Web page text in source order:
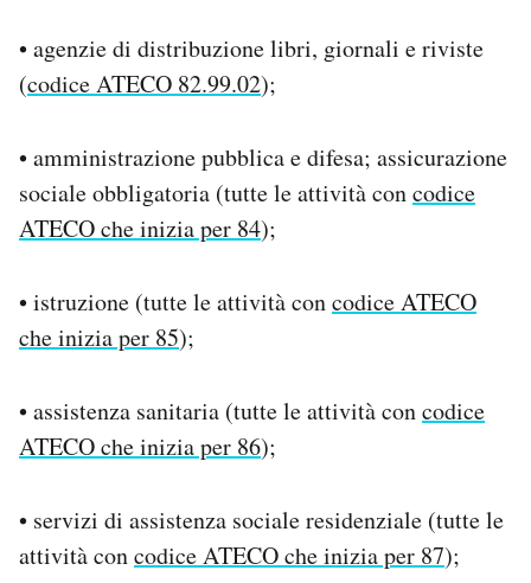
• agenzie di distribuzione libri, giornali e riviste
(codice ATECO 82.99.02);
• amministrazione pubblica e difesa; assicurazione
sociale obbligatoria (tutte le attività concodice
ATECO che inizia per 84);
• istruzione (tutte le attività concodice ATECO
che inizia per 85);
• assistenza sanitaria (tutte le attività concodice
ATECO che inizia per 86);
• servizi di assistenza sociale residenziale (tutte le
attività concodice ATECO che inizia per 87);